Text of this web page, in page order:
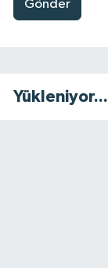
Gönder
Yükleniyor...